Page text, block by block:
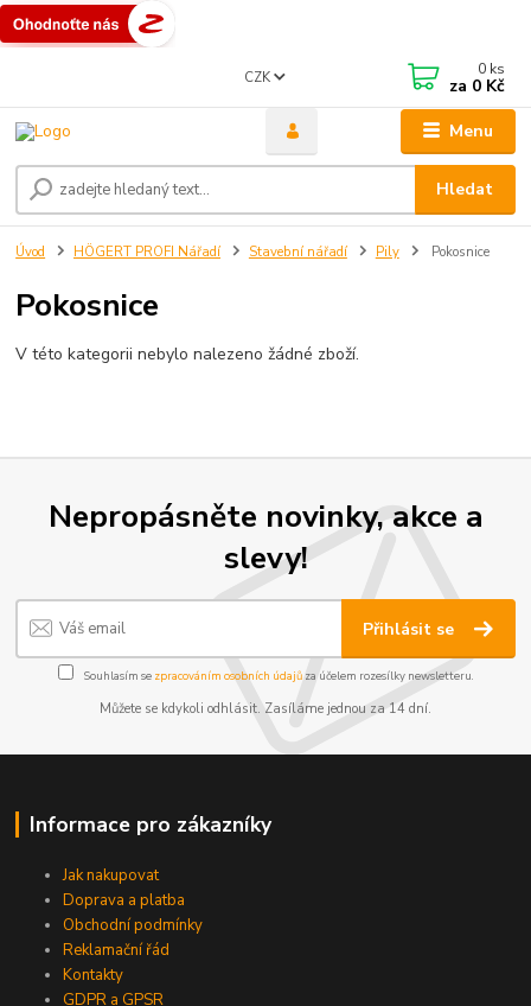
Menu
CZK
Hledat
0 ks
za 0 Kč
Úvod HÖGERT PROFI Nářadí Stavební nářadí Pily Pokosnice
Pokosnice
V této kategorii nebylo nalezeno žádné zboží.
Nepropásněte novinky, akce a
slevy!
Přihlásit se
Souhlasím se zpracováním osobních údajůza účelem rozesílky newsletteru.
Můžete se kdykoli odhlásit. Zasíláme jednou za 14 dní.
Informace pro zákazníky
Jak nakupovat
Doprava a platba
Obchodní podmínky
Reklamační řád
Kontakty
GDPR a GPSR